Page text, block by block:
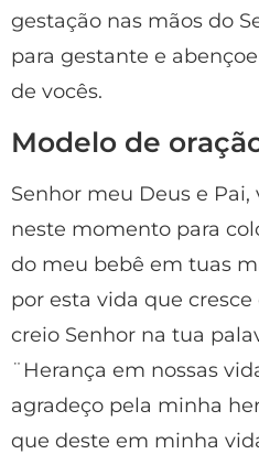
gestação nas mãos do
para gestante e
de vocês.
Modelo de
Senhor meu Deus e
neste momento para
do meu bebê em tuas
por esta vida que
creio Senhor na tua
¨Herança em nossas
agradeço pela minha
que deste em minha